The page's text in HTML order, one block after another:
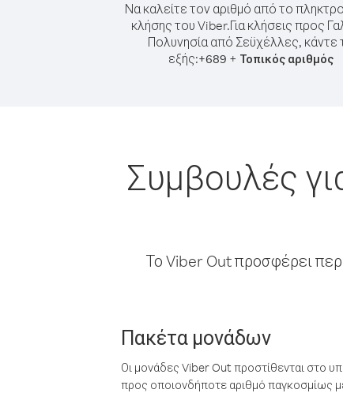
Να καλείτε τον αριθμό από το
κλήσης του Viber.Για κλήσεις προς
Πολυνησία από Σεϋχέλλες, κάντε
εξής:+689 + Τοπικός αριθμός
Συμβουλές
Το Viber Out προσφέρει
Πακέτα μονάδων
Οι μονάδες Viber Out προστίθενται στο
προς οποιονδήποτε αριθμό παγκοσμίως